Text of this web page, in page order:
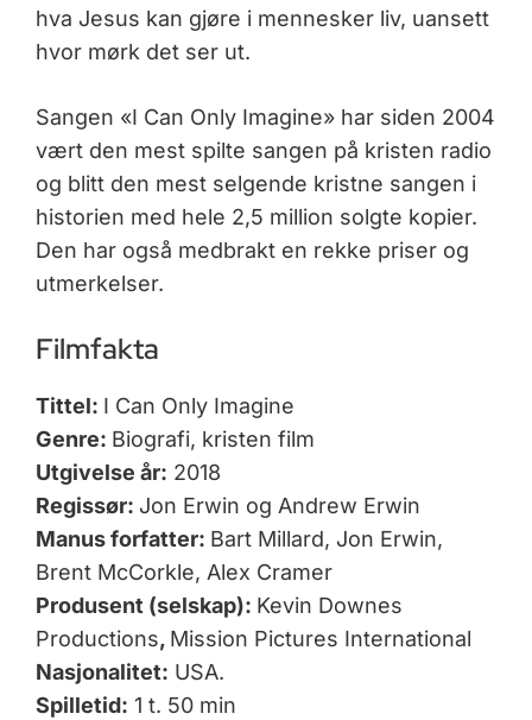
hva Jesus kan gjøre i mennesker liv, uansett
hvor mørk det ser ut.
Sangen «I Can Only Imagine» har siden 2004
vært den mest spilte sangen på kristen radio
og blitt den mest selgende kristne sangen i
historien med hele 2,5 million solgte kopier.
Den har også medbrakt en rekke priser og
utmerkelser.
Filmfakta
Tittel: I Can Only Imagine
Genre: Biografi, kristen film
Utgivelse år: 2018
Regissør: Jon Erwin og Andrew Erwin
Manus forfatter: Bart Millard, Jon Erwin,
Brent McCorkle, Alex Cramer
Produsent (selskap): Kevin Downes
Productions, Mission Pictures International
Nasjonalitet: USA.
Spilletid: 1 t. 50 min